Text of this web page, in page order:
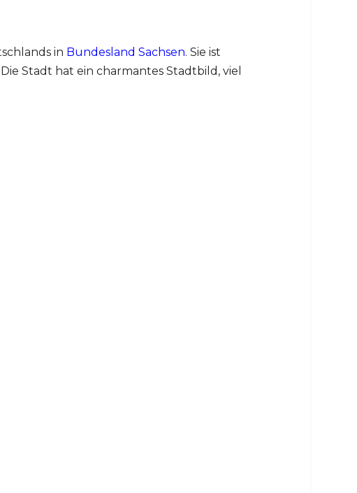
in Bundesland Sachsen. Sie ist
Stadt hat ein charmantes Stadtbild, viel